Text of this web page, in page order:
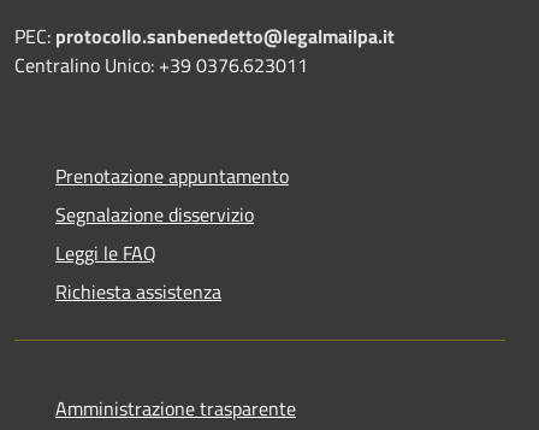
PEC: protocollo.sanbenedetto@legalmailpa.it
Centralino Unico: +39 0376.623011
Prenotazione appuntamento
Segnalazione disservizio
Leggi le FAQ
Richiesta assistenza
Amministrazione trasparente